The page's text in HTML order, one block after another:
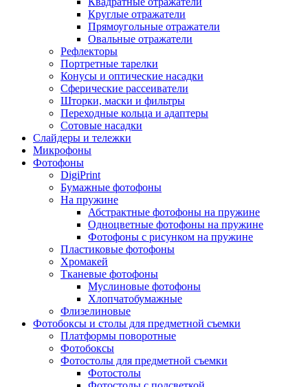
Круглые отражатели
Прямоугольные отражатели
Овальные отражатели
Рефлекторы
Портретные тарелки
Конусы и оптические насадки
Сферические рассеиватели
Шторки, маски и фильтры
Переходные кольца и адаптеры
Сотовые насадки
Слайдеры и тележки
Микрофоны
Фотофоны
DigiPrint
Бумажные фотофоны
На пружине
Абстрактные фотофоны на пружине
Одноцветные фотофоны на пружине
Фотофоны с рисунком на пружине
Пластиковые фотофоны
Хромакей
Тканевые фотофоны
Муслиновые фотофоны
Хлопчатобумажные
Флизелиновые
Фотобоксы и столы для предметной съемки
Платформы поворотные
Фотобоксы
Фотостолы для предметной съемки
Фотостолы